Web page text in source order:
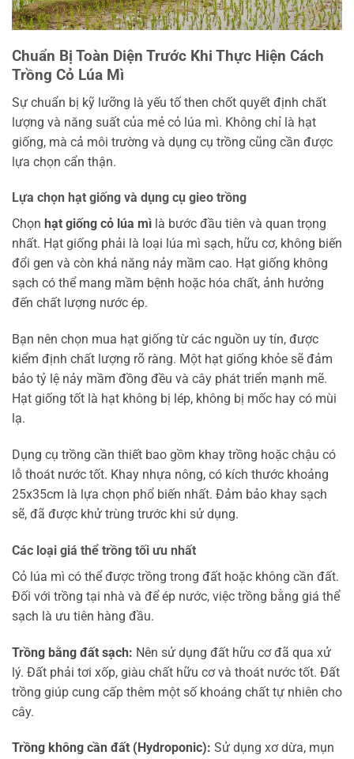
Chuẩn Bị Toàn Diện Trước Khi Thực Hiện Cách
Trồng Cỏ Lúa Mì
Sự chuẩn bị kỹ lưỡng là yếu tố then chốt quyết định chất
lượng và năng suất của mẻ cỏ lúa mì. Không chỉ là hạt
giống, mà cả môi trường và dụng cụ trồng cũng cần được
lựa chọn cẩn thận.
Lựa chọn hạt giống và dụng cụ gieo trồng
Chọn hạt giống cỏ lúa mì là bước đầu tiên và quan trọng
nhất. Hạt giống phải là loại lúa mì sạch, hữu cơ, không biến
đổi gen và còn khả năng nảy mầm cao. Hạt giống không
sạch có thể mang mầm bệnh hoặc hóa chất, ảnh hưởng
đến chất lượng nước ép.
Bạn nên chọn mua hạt giống từ các nguồn uy tín, được
kiểm định chất lượng rõ ràng. Một hạt giống khỏe sẽ đảm
bảo tỷ lệ nảy mầm đồng đều và cây phát triển mạnh mẽ.
Hạt giống tốt là hạt không bị lép, không bị mốc hay có mùi
lạ.
Dụng cụ trồng cần thiết bao gồm khay trồng hoặc chậu có
lỗ thoát nước tốt. Khay nhựa nông, có kích thước khoảng
25x35cm là lựa chọn phổ biến nhất. Đảm bảo khay sạch
sẽ, đã được khử trùng trước khi sử dụng.
Các loại giá thể trồng tối ưu nhất
Cỏ lúa mì có thể được trồng trong đất hoặc không cần đất.
Đối với trồng tại nhà và để ép nước, việc trồng bằng giá thể
sạch là ưu tiên hàng đầu.
Trồng bằng đất sạch: Nên sử dụng đất hữu cơ đã qua xử
lý. Đất phải tơi xốp, giàu chất hữu cơ và thoát nước tốt. Đất
trồng giúp cung cấp thêm một số khoáng chất tự nhiên cho
cây.
Trồng không cần đất (Hydroponic): Sử dụng xơ dừa, mụn